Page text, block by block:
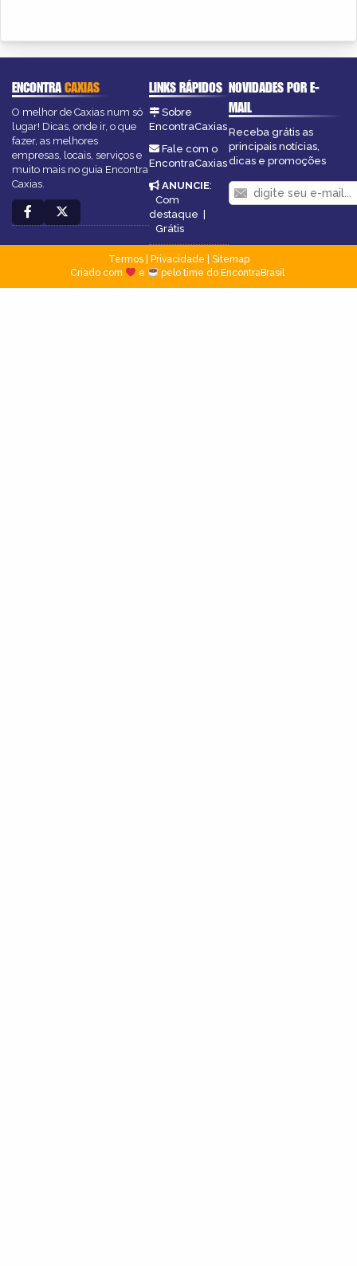
ENCONTRACAXIAS
O melhor de Caxias num só
lugar! Dicas, onde ir, o que
fazer, as melhores
empresas, locais, serviços e
muito mais no guia Encontra
Caxias.
LINKS RÁPIDOS
Sobre
EncontraCaxias
Fale com o
EncontraCaxias
ANUNCIE:
Com
destaque
Grátis
NOVIDADES POR E-
MAIL
Receba grátis as
principais notícias,
dicas e promoções
Termos| Privacidade
Sitemap
Criado com
e pelo time do EncontraBrasil